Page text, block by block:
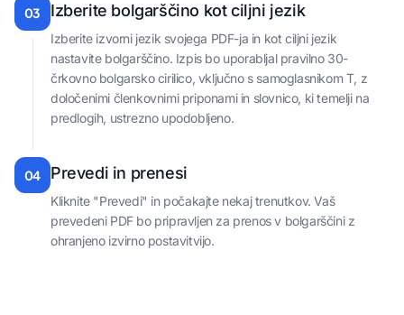
03 Izberite bolgarščino kot ciljni jezik
Izberite izvorni jezik svojega PDF-ja in kot ciljni jezik
nastavite bolgarščino. Izpis bo uporabljal pravilno 30-
črkovno bolgarsko cirilico, vključno s samoglasnikom Τ, z
določenimi členkovnimi priponami in slovnico, ki temelji na
predlogih, ustrezno upodobljeno.
04 Prevedi in prenesi
Kliknite "Prevedi" in počakajte nekaj trenutkov. Vaš
prevedeni PDF bo pripravljen za prenos v bolgarščini z
ohranjeno izvirno postavitvijo.